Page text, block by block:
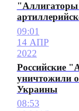
09:01
14 АПР
2022
Российские
уничтожили
Украины
08:53